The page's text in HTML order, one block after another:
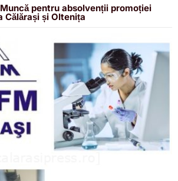
pentru absolvenții promoției
Călărași și Oltenița